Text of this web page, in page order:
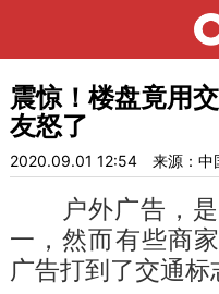
震惊！楼盘竟用
友怒了
2020.09.01 12:54 来源：中
户外广告，是
一，然而有些商
广告打到了交通标